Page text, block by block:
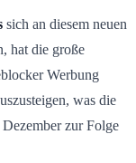
sich an diesem neuen
hat die große
Werbung
was die
zur Folge